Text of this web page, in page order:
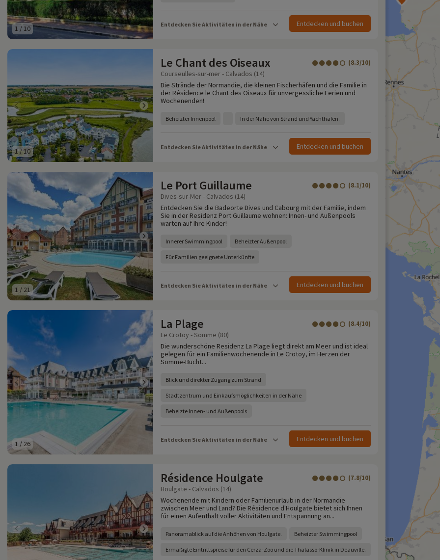
1 / 10 Entdecken Sie Aktivitäten in der Nähe Entdecken und buchen
1/10
Le Chant des Oiseaux (8.3/10)
Courseulles-sur-mer - Calvados (14)
Die Strände der Normandie, die kleinen Fischerhäfen und die Familie in
der Résidence le Chant des Oiseaux für unvergessliche Ferien und
Wochenenden!
Beheizter Innenpool In der Nähe von Strand und Yachthafen.
Entdecken Sie Aktivitäten in der Nähe Entdecken und buchen
1 / 21
Le Port Guillaume (8.1/10)
Dives-sur-Mer - Calvados (14)
Entdecken Sie die Badeorte Dives und Cabourg mit der Familie, indem
Sie in der Residenz Port Guillaume wohnen: Innen- und Außenpools
warten auf Ihre Kinder!
Innerer Swimmingpool Beheizter Außenpool
Für Familien geeignete Unterkünfte
Entdecken Sie Aktivitäten in der Nähe Entdecken und buchen
1 / 26
La Plage (8.4/10)
Le Crotoy - Somme (80)
Die wunderschöne Residenz La Plage liegt direkt am Meer und ist ideal
gelegen für ein Familienwochenende in Le Crotoy, im Herzen der
Somme-Bucht...
Blick und direkter Zugang zum Strand
Stadtzentrum und Einkaufsmöglichkeiten in der Nähe
Beheizte Innen- und Außenpools
Entdecken Sie Aktivitäten in der Nähe Entdecken und buchen
Résidence Houlgate (7.8/10)
Houlgate - Calvados (14)
Wochenende mit Kindern oder Familienurlaub in der Normandie
zwischen Meer und Land? Die Résidence d'Houlgate bietet sich Ihnen
für einen Aufenthalt voller Aktivitäten und Entspannung an...
Panoramablick auf die Anhöhen von Houlgate. Beheizter Swimmingpool
Ermäßigte Eintrittspreise für den Cerza-Zoo und die Thalasso-Klinik in Deauville.